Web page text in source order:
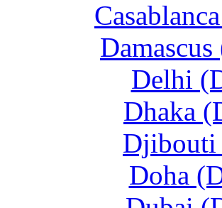
Delhi
Dhaka
Djibouti
Doha